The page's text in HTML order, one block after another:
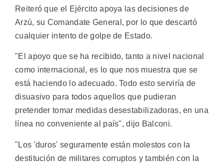
Reiteró que el Ejército apoya las decisiones de
Arzú, su Comandate General, por lo que descartó
cualquier intento de golpe de Estado.
"El apoyo que se ha recibido, tanto a nivel nacional
como internacional, es lo que nos muestra que se
está haciendo lo adecuado. Todo esto serviría de
disuasivo para todos aquellos que pudieran
pretender tomar medidas desestabilizadoras, en una
línea no conveniente al país", dijo Balconi.
"Los 'duros' seguramente están molestos con la
destitución de militares corruptos y también con la